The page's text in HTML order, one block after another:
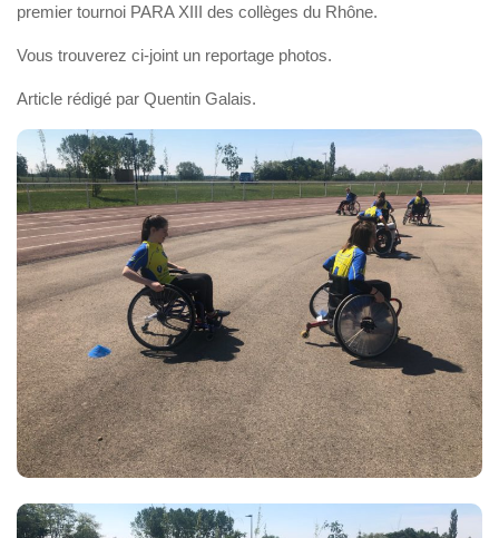
premier tournoi PARA XIII des collèges du Rhône.
Vous trouverez ci-joint un reportage photos.
Article rédigé par Quentin Galais.